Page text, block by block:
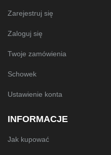
Zarejestruj się
Zaloguj się
Twoje zamówienia
Schowek
Ustawienie konta
INFORMACJE
Jak kupować